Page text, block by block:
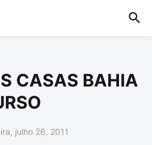
CASAS BAHIA
julho 26, 2011